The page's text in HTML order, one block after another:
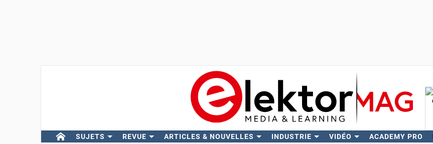
SUJETS REVUE ARTICLES & NOUVELLES INDUSTRIE VIDÉO ACADEMY PRO